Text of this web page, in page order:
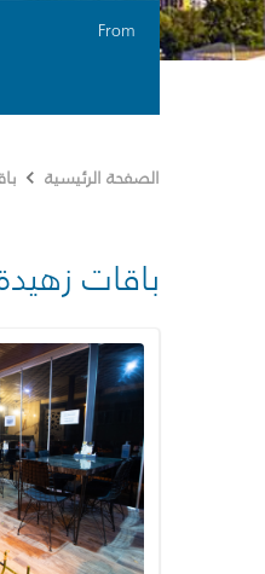
From
الصفحة الرئيسية
باقات